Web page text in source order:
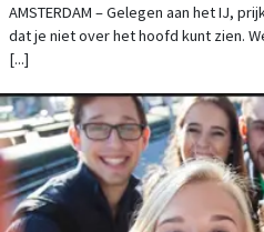
AMSTERDAM – Gelegen aan het IJ,
dat je niet over het hoofd kunt zien.
[...]